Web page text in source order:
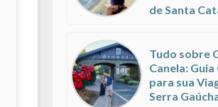
de Santa
Tudo sobre
Canela:
para sua
Serra